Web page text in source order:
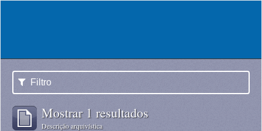
Filtro
Mostrar 1 resultados
Descrição arquivística